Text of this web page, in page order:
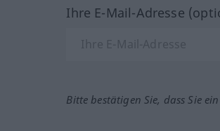
Ihre E-Mail-Adresse
Bitte bestätigen Sie, dass Sie